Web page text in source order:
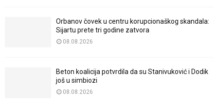
Orbanov čovek u centru korupcionaškog skandala:
Sijartu prete tri godine zatvora
08.08.2026
Beton koalicija potvrdila da su Stanivuković i Dodik
još u simbiozi
08.08.2026